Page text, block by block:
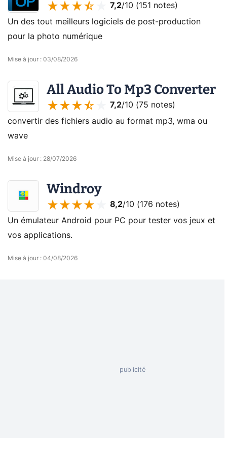
7,2/10 (151 notes)
Un des tout meilleurs logiciels de post-production
pour la photo numérique
Mise à jour : 03/08/2026
All Audio To Mp3 Converter
7,2/10 (75 notes)
convertir des fichiers audio au format mp3, wma ou
wave
Mise à jour : 28/07/2026
Windroy
8,2/10 (176 notes)
Un émulateur Android pour PC pour tester vos jeux et
vos applications.
Mise à jour : 04/08/2026